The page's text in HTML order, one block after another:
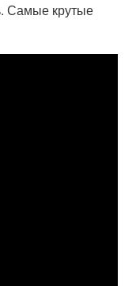
Самые крутые